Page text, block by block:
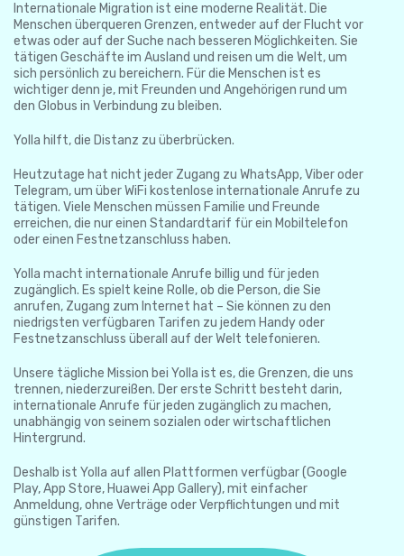
Internationale Migration ist eine moderne Realität. Die
Menschen überqueren Grenzen, entweder auf der Flucht vor
etwas oder auf der Suche nach besseren Möglichkeiten. Sie
tätigen Geschäfte im Ausland und reisen um die Welt, um
sich persönlich zu bereichern. Für die Menschen ist es
wichtiger denn je, mit Freunden und Angehörigen rund um
den Globus in Verbindung zu bleiben.
Yolla hilft, die Distanz zu überbrücken.
Heutzutage hat nicht jeder Zugang zu WhatsApp, Viber oder
Telegram, um über WiFi kostenlose internationale Anrufe zu
tätigen. Viele Menschen müssen Familie und Freunde
erreichen, die nur einen Standardtarif für ein Mobiltelefon
oder einen Festnetzanschluss haben.
Yolla macht internationale Anrufe billig und für jeden
zugänglich. Es spielt keine Rolle, ob die Person, die Sie
anrufen, Zugang zum Internet hat – Sie können zu den
niedrigsten verfügbaren Tarifen zu jedem Handy oder
Festnetzanschluss überall auf der Welt telefonieren.
Unsere tägliche Mission bei Yolla ist es, die Grenzen, die uns
trennen, niederzureißen. Der erste Schritt besteht darin,
internationale Anrufe für jeden zugänglich zu machen,
unabhängig von seinem sozialen oder wirtschaftlichen
Hintergrund.
Deshalb ist Yolla auf allen Plattformen verfügbar (Google
Play, App Store, Huawei App Gallery), mit einfacher
Anmeldung, ohne Verträge oder Verpflichtungen und mit
günstigen Tarifen.